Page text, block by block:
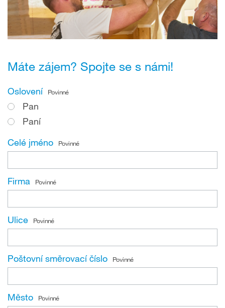
Máte zájem? Spojte se s námi!
Oslovení Povinné
Pan
Paní
Celé jméno
Povinné
Firma Povinné
Ulice Povinné
Poštovní směrovací číslo Povinné
Město Povinné